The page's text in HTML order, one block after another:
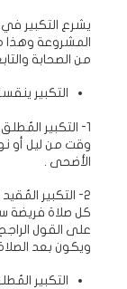
يشرع التكبير
المشروعة
من الصحابة
التكبير
1- التكبير
وقت من ليل أو
الأضحى .
2- التكبير
كل صلاة فريضة
على القول
ويكون بعد
التكبير